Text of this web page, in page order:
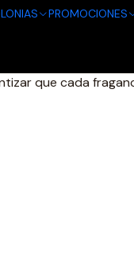
PROMOCIONES
los consumidores
que cada